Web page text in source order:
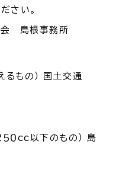
さい。
会 島根事務所
るもの） 国土交通
５０cc以下のもの） 島